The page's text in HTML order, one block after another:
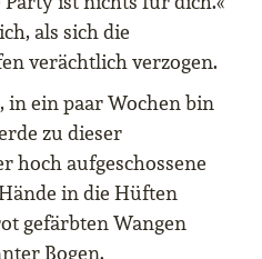
als sich die
verächtlich verzogen.
in ein paar Wochen bin
zu dieser
hoch aufgeschossene
in die Hüften
gefärbten Wangen
Bogen.